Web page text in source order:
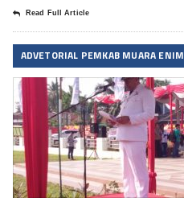
Read Full Article
ADVETORIAL PEMKAB MUARA ENIM